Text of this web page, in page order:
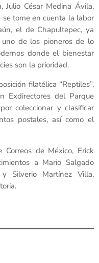
Julio César Medina Ávila,
tome en cuenta la labor
el de Chapultepec, ya
de los pioneros de lo
donde el bienestar
son la prioridad.
filatélica “Reptiles”,
Exdirectores del Parque
coleccionar y clasificar
postales, así como el
de México, Erick
a Mario Salgado
Silverio Martínez Villa,